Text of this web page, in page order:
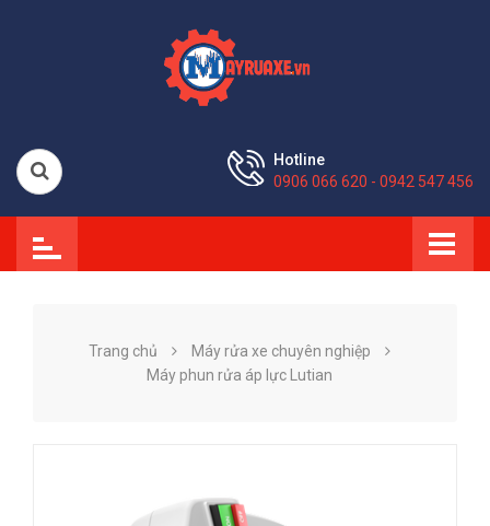
Hotline
0906 066 620 - 0942 547 456
Trang chủ
Máy rửa xe chuyên nghiệp
Máy phun rửa áp lực Lutian